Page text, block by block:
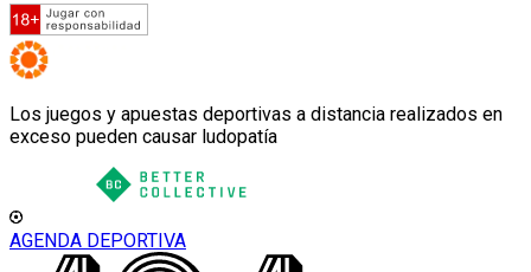
Los juegos y apuestas deportivas a distancia realizados en
exceso pueden causar ludopatía
AGENDA DEPORTIVA